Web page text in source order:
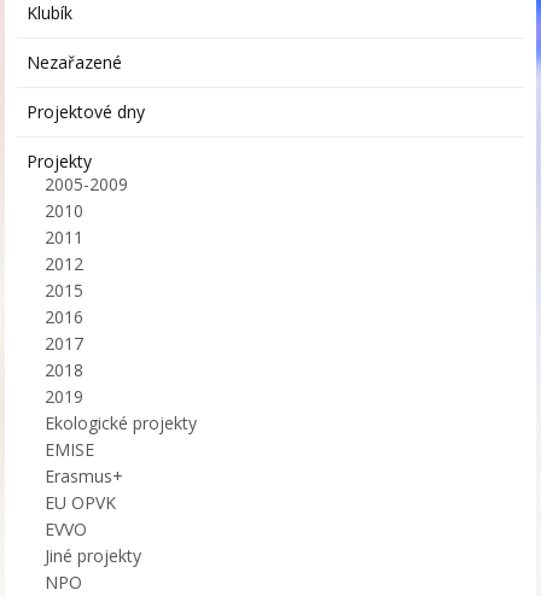
Klubík
Nezařazené
Projektové dny
Projekty
2005-2009
2010
2011
2012
2015
2016
2017
2018
2019
Ekologické projekty
EMISE
Erasmus+
EU OPVK
EVVO
Jiné projekty
NPO